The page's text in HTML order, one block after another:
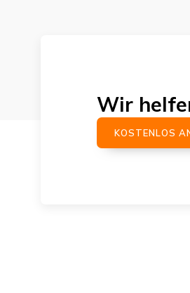
Wir
KOSTENLOS